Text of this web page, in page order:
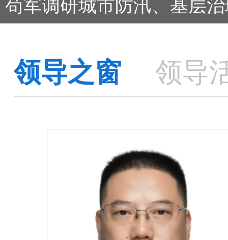
领导之窗 领导